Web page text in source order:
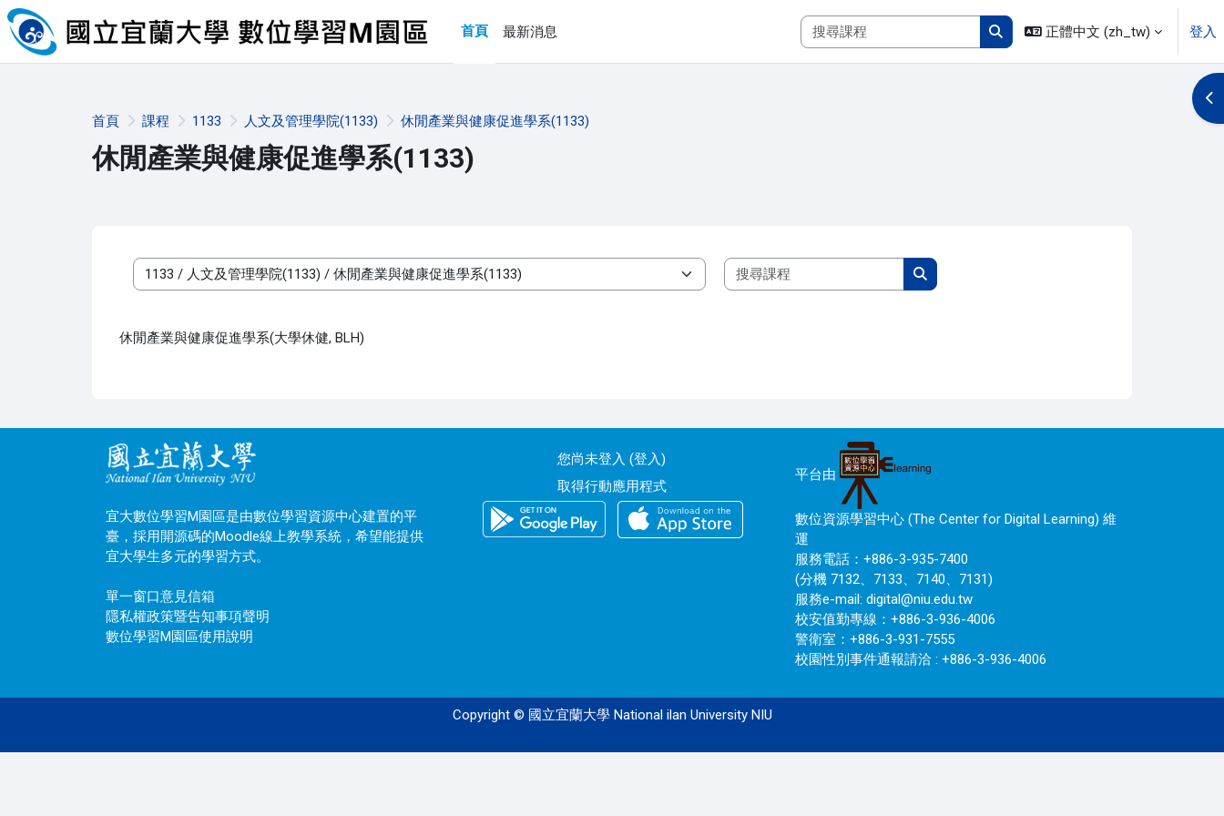
跳至主內容
首頁
最新消息
搜尋課程
搜尋課程
正體中文 ‎(zh_tw)‎ 登入
首頁 課程 1133 人文及管理學院(1133) 休閒產業與健康促進學系(1133)
休閒產業與健康促進學系(1133)
開
課程類別
搜尋課程
搜尋課程
休閒產業與健康促進學系(大學休健, BLH)
宜大數位學習M園區是由數位學習資源中心建置的平
臺，採用開源碼的Moodle線上教學系統，希望能提供
宜大學生多元的學習方式。
單一窗口意見信箱
隱私權政策暨告知事項聲明
數位學習M園區使用說明
您尚未登入 (登入)
取得行動應用程式
平台由
數位資源學習中心 (The Center for Digital Learning) 維
運
服務電話：+886-3-935-7400
(分機 7132、7133、7140、7131)
服務e-mail:digital@niu.edu.tw
校安值勤專線：+886-3-936-4006
警衛室：+886-3-931-7555
校園性別事件通報請洽 : +886-3-936-4006
Copyright © 國立宜蘭大學 National ilan University NIU